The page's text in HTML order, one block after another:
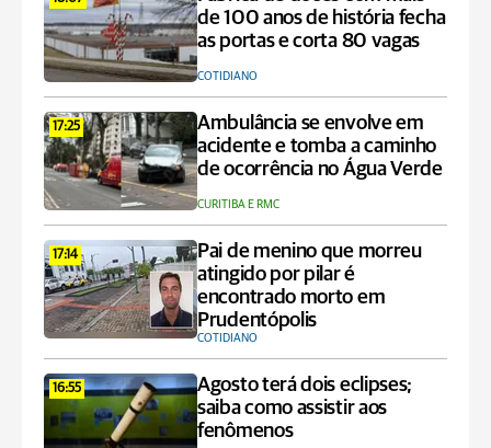
de 100 anos de história fecha
as portas e corta 80 vagas
COTIDIANO
17:25
Ambulância se envolve em
acidente e tomba a caminho
de ocorrência no Água Verde
CURITIBA E RMC
17:14
Pai de menino que morreu
atingido por pilar é
encontrado morto em
Prudentópolis
COTIDIANO
16:55
Agosto terá dois eclipses;
saiba como assistir aos
fenômenos